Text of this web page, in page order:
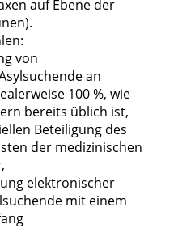
auf Ebene der
von
an
100 %, wie
bereits üblich ist,
Beteiligung des
der medizinischen
elektronischer
mit einem